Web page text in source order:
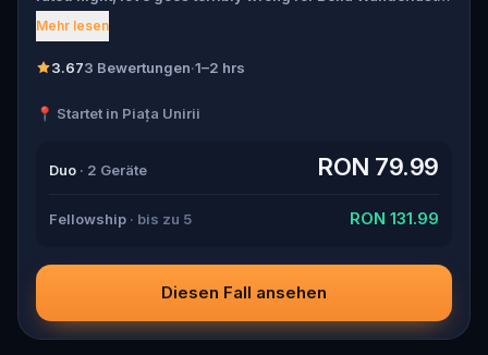
and Walter Bridges . Bella, a famous travel blogger, was
found dead during a ghost tour led by the theatrical Percy
Walter, the obsessed boyfriend? Percy, the ghost tour
suspects, and expose the real murderer before they strike
Mehr lesen
3.673 Bewertungen·1–2 hrs
📍 Startet in Piața Unirii
Duo · 2 Geräte RON 79.99
Fellowship · bis zu 5 RON 131.99
Diesen Fall ansehen